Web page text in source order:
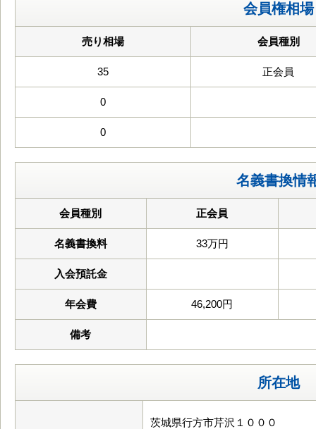
会員権相場
売り相場 会員種別
35 正会員
0
0
名義書換情
会員種別 正会員
名義書換料 33万円
入会預託金
年会費 46,200円
備考
所在地
茨城県行方市芹沢１０００